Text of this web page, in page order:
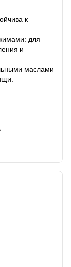
к
для
и
маслами